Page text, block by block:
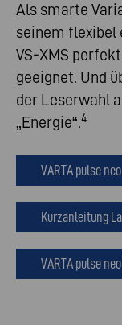
Als smarte
seinem flexibel
VS-XMS
geeignet. Und
der Leserwahl
„Energie“.4
VARTA pulse
Kurzanleitung
VARTA pulse